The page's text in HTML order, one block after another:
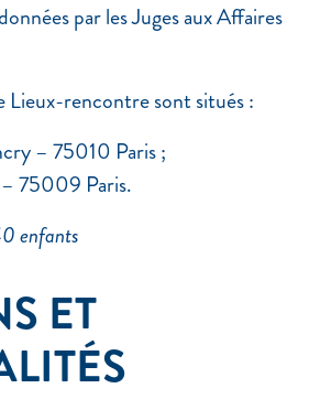
par les Juges aux Affaires
Lieux-rencontre sont situés :
– 75010 Paris ;
75009 Paris.
enfants
ET